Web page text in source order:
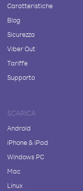
Caratteristiche
Blog
Sicurezza
Viber Out
Tariffe
Supporto
SCARICA
Android
iPhone & iPad
Windows PC
Mac
Linux